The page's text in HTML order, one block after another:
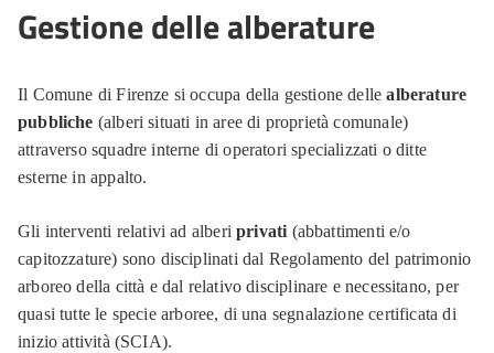
Gestione delle alberature
Il Comune di Firenze si occupa della gestione dellealberature
pubbliche (alberi situati in aree di proprietà comunale)
attraverso squadre interne di operatori specializzati o ditte
esterne in appalto.
Gli interventi relativi ad alberiprivati (abbattimenti e/o
capitozzature) sono disciplinati dal Regolamento del patrimonio
arboreo della città e dal relativo disciplinare e necessitano, per
quasi tutte le specie arboree, di una segnalazione certificata di
inizio attività (SCIA).